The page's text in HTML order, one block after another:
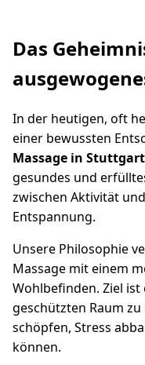
Das
In der heutigen, oft
einer bewussten
Massage in
gesundes und
zwischen Aktivität
Entspannung.
Unsere Philosophie
Massage mit einem
Wohlbefinden. Ziel ist
geschützten Raum
schöpfen, Stress
können.